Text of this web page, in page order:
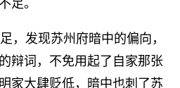
足。
，发现苏州府暗中的偏向，
辩词，不免用起了自家那张
家大肆贬低，暗中也刺了苏